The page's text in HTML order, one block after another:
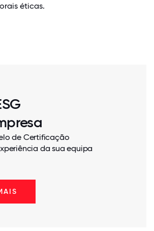
éticas.
de Certificação
da sua equipa